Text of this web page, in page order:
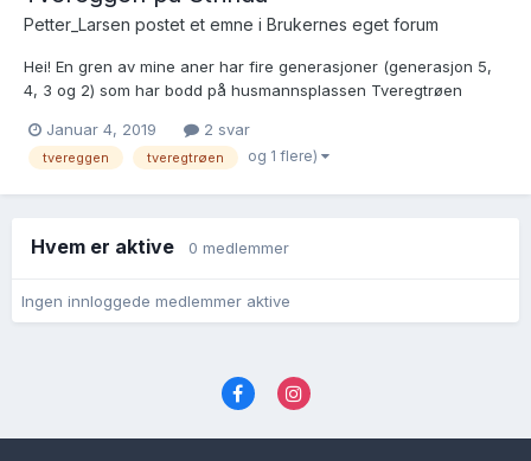
Petter_Larsen postet et emne i Brukernes eget forum
Hei! En gren av mine aner har fire generasjoner (generasjon 5,
4, 3 og 2) som har bodd på husmannsplassen Tveregtrøen
dukker opp første gang som bosted i barnedåpen til Karen
Margrethe 20 februar 1848. Hun er datter av Nils Olsen fra Kv...
Januar 4, 2019 2 svar
tvereggen tveregtrøen og 1 flere)
Hvem er aktive 0 medlemmer
Ingen innloggede medlemmer aktive